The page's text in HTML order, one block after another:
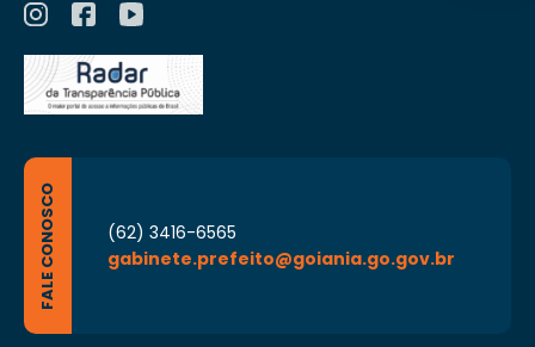
FALE CONOSCO
(62) 3416-6565
gabinete.prefeito@goiania.go.gov.br